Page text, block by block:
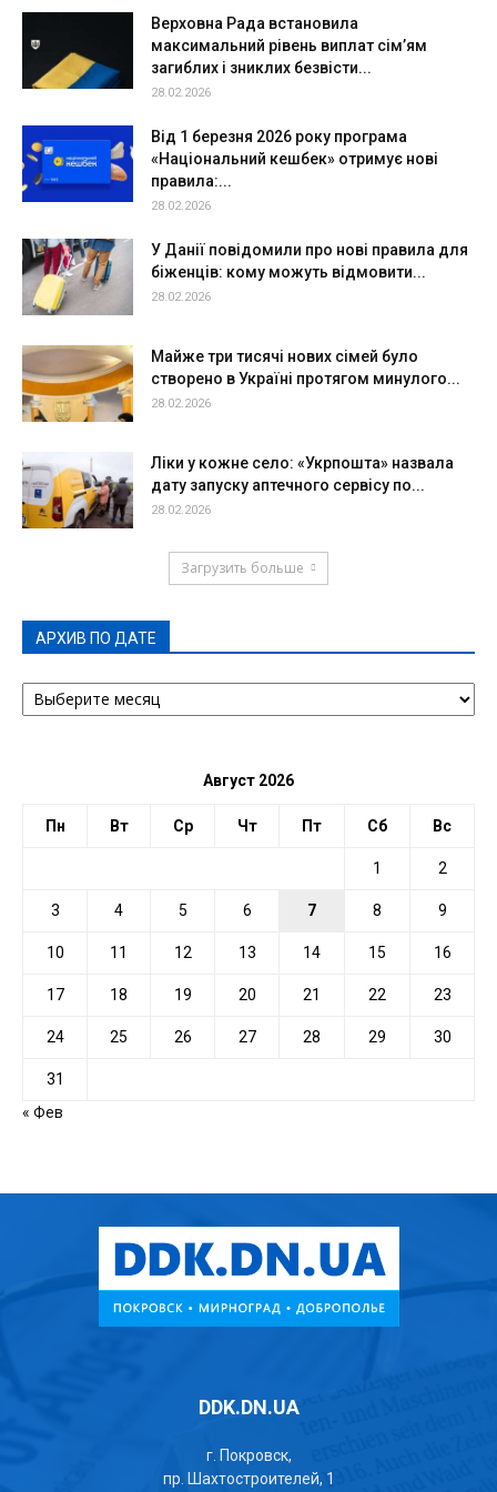
Верховна Рада встановила
максимальний рівень виплат сім’ям
загиблих і зниклих безвісти...
28.02.2026
Від 1 березня 2026 року програма
«Національний кешбек» отримує нові
правила:...
28.02.2026
У Данії повідомили про нові правила для
біженців: кому можуть відмовити...
28.02.2026
Майже три тисячі нових сімей було
створено в Україні протягом минулого...
28.02.2026
Ліки у кожне село: «Укрпошта» назвала
дату запуску аптечного сервісу по...
28.02.2026
Загрузить больше
АРХИВ ПО ДАТЕ
АРХИВ
ПО
Август 2026
Пн Вт Ср Чт Пт Сб Вс
1 2
3 4 5 6 7 8 9
10 11 12 13 14 15 16
17 18 19 20 21 22 23
24 25 26 27 28 29 30
31
« Фев
DDK.DN.UA
г. Покровск,
пр. Шахтостроителей, 1